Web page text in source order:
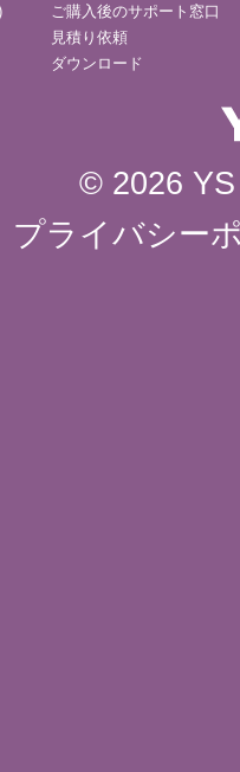
ご購入後のサポート窓口
見積り依頼
ダウンロード
© 2026
プライバシー